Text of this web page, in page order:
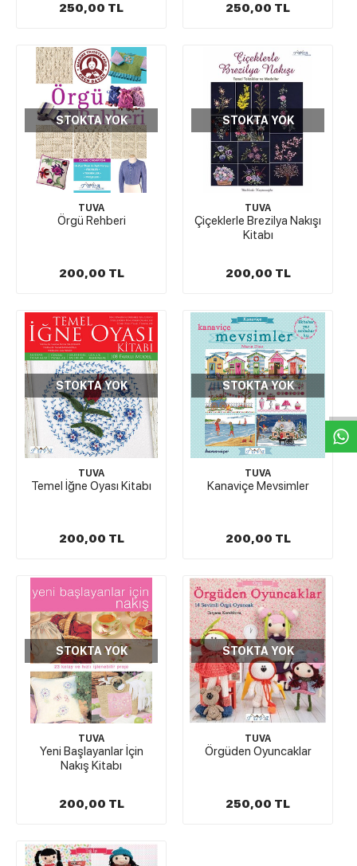
250,00 TL 250,00 TL
STOKTA YOK
TUVA
Örgü Rehberi
200,00 TL
STOKTA YOK
TUVA
Çiçeklerle Brezilya Nakışı
Kitabı
200,00 TL
STOKTA YOK
TUVA
Temel İğne Oyası Kitabı
200,00 TL
STOKTA YOK
TUVA
Kanaviçe Mevsimler
200,00 TL
STOKTA YOK
TUVA
Yeni Başlayanlar İçin
Nakış Kitabı
200,00 TL
STOKTA YOK
TUVA
Örgüden Oyuncaklar
250,00 TL